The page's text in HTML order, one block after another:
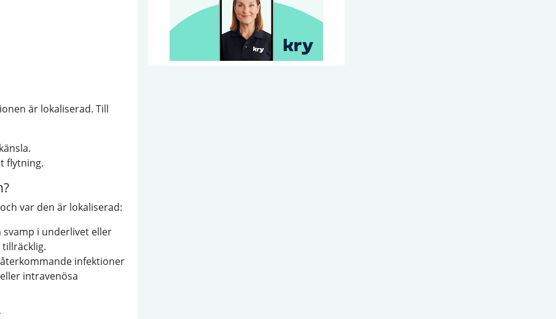
är lokaliserad. Till
flytning.
var den är lokaliserad:
i underlivet eller
infektioner
intravenösa